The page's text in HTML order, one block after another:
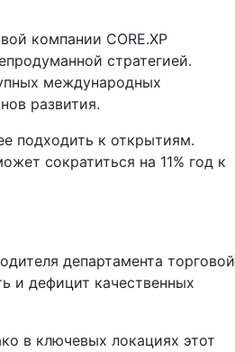
компании CORE.XP
стратегией.
международных
развития.
подходить к открытиям.
сократиться на 11% год к
департамента торговой
и дефицит качественных
в ключевых локациях этот